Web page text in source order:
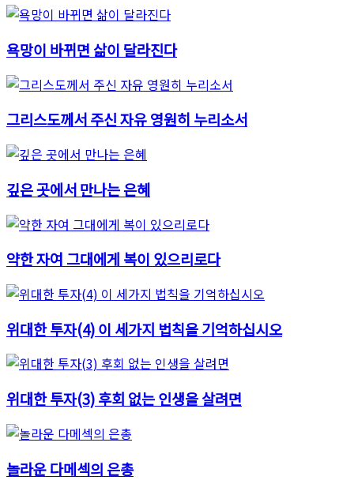
욕망이 바뀌면 삶이 달라진다
그리스도께서 주신 자유 영원히 누리소서
깊은 곳에서 만나는 은혜
약한 자여 그대에게 복이 있으리로다
위대한 투자(4) 이 세가지 법칙을 기억하십시오
위대한 투자(3) 후회 없는 인생을 살려면
놀라운 다메섹의 은총